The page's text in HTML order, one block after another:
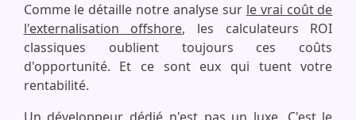
Comme le détaille notre analyse sur le vrai coût de
l'externalisation offshore, les calculateurs ROI
classiques oublient toujours ces coûts
d'opportunité. Et ce sont eux qui tuent votre
rentabilité.